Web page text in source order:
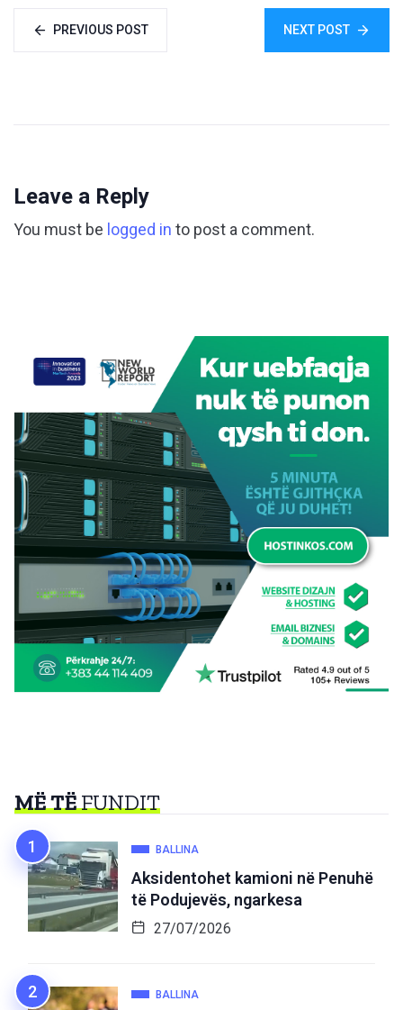
PREVIOUS POST NEXT POST
Leave a Reply
You must be logged in to post a comment.
MË TËFUNDIT
BALLINA
Aksidentohet kamioni në Penuhë
të Podujevës, ngarkesa
27/07/2026
BALLINA